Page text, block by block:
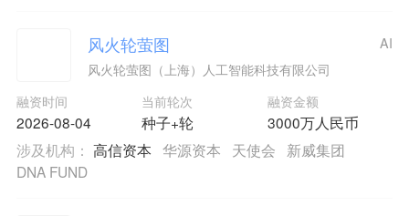
风火轮萤图
风火轮萤图（上海）人工智能科技有限公司
融资时间
2026-08-04
当前轮次
种子+轮
融资金额
3000万人民币
AI
涉及机构： 高信资本 华源资本 天使会
新威集团
DNA FUND